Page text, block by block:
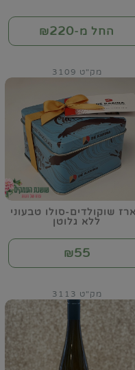
החל מ-₪220
שוקולדים-סולו טבעוני
ללא גלוטן
מק"ט 3109
₪55
מק"ט 3113